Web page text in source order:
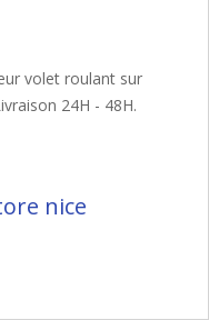
volet roulant sur
24H - 48H.
nice